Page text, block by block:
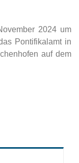
2024 um
Pontifikalamt in
auf dem